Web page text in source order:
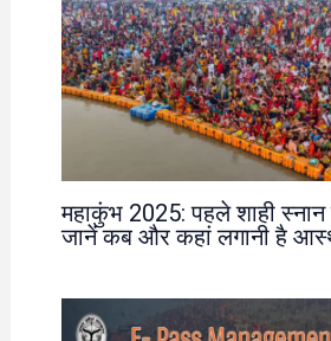
महाकुंभ 2025: पहले शाही स्नान
जानें कब और कहां लगानी है